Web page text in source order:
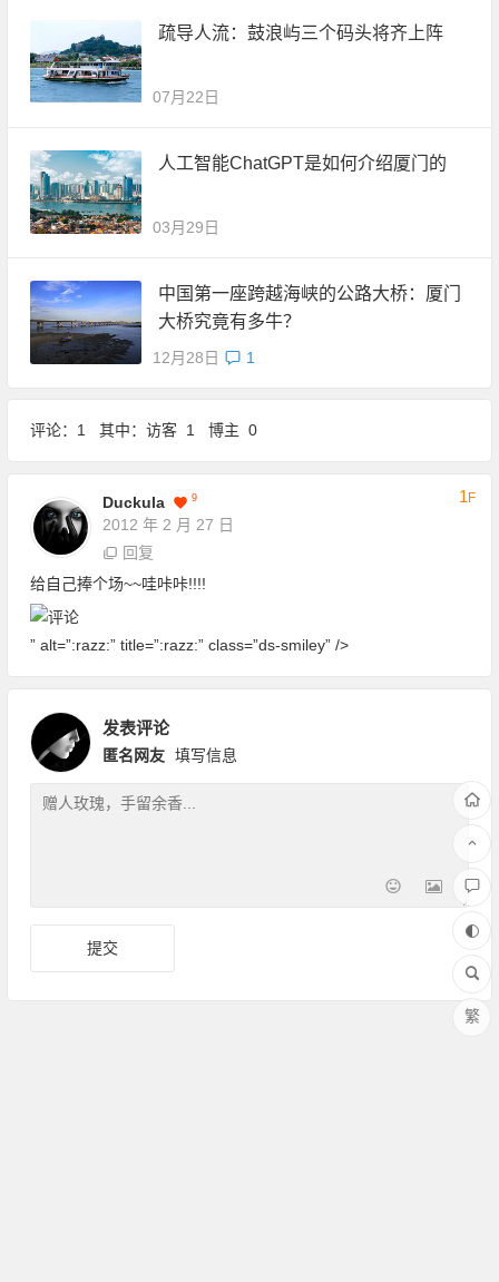
疏导人流：鼓浪屿三个码头将齐上阵
07月22日
人工智能ChatGPT是如何介绍厦门的
03月29日
中国第一座跨越海峡的公路大桥：厦门
大桥究竟有多牛？
12月28日 1
评论：1 其中：访客 1 博主 0
Duckula 9
2012 年 2 月 27 日
1F
回复
给自己捧个场~~哇咔咔!!!!
” alt=”:razz:” title=”:razz:” class=”ds-smiley” />
发表评论
匿名网友 填写信息
繁